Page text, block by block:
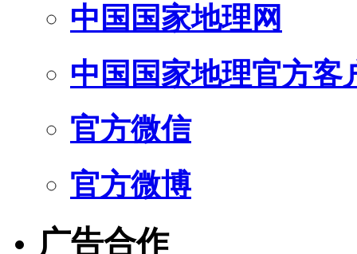
中国国家地理网
中国国家地理官方客
官方微信
官方微博
广告合作